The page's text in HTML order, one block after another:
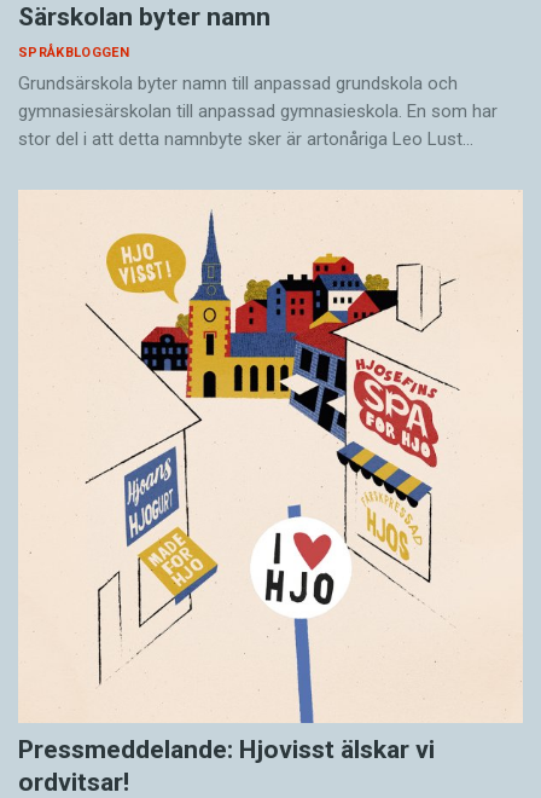
Särskolan byter namn
SPRÅKBLOGGEN
Grundsärskola byter namn till anpassad grundskola och
gymnasiesärskolan till anpassad gymnasieskola. En som har
stor del i att detta namnbyte sker är artonåriga Leo Lust…
Pressmeddelande: Hjovisst älskar vi
ordvitsar!